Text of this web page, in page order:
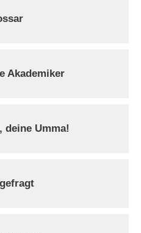
Akademiker
deine Umma!